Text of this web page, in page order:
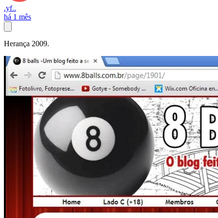
.yf..
há 1 mês
Herança 2009.